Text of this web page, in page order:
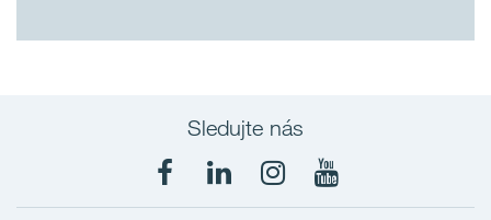
Sledujte nás